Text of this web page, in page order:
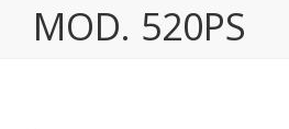
MOD. 520PS